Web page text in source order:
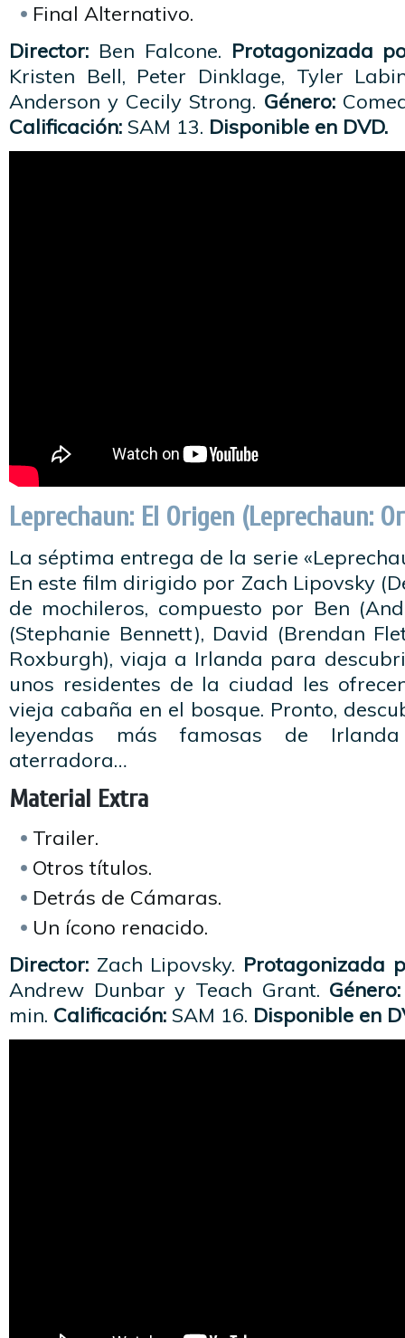
Final Alternativo.
Director: Ben Falcone. Protagonizada
Kristen Bell, Peter Dinklage, Tyler
Anderson y Cecily Strong. Género:
Calificación: SAM 13. Disponible en DVD.
Leprechaun: El Origen (Leprechaun:
La séptima entrega de la serie
En este film dirigido por Zach Lipovsky
de mochileros, compuesto por Ben
(Stephanie Bennett), David (Brendan
Roxburgh), viaja a Irlanda para
unos residentes de la ciudad les
vieja cabaña en el bosque. Pronto,
leyendas más famosas de
aterradora…
Material Extra
Trailer.
Otros títulos.
Detrás de Cámaras.
Un ícono renacido.
Director: Zach Lipovsky. Protagonizada
Andrew Dunbar y Teach Grant. Género:
min. Calificación: SAM 16. Disponible en